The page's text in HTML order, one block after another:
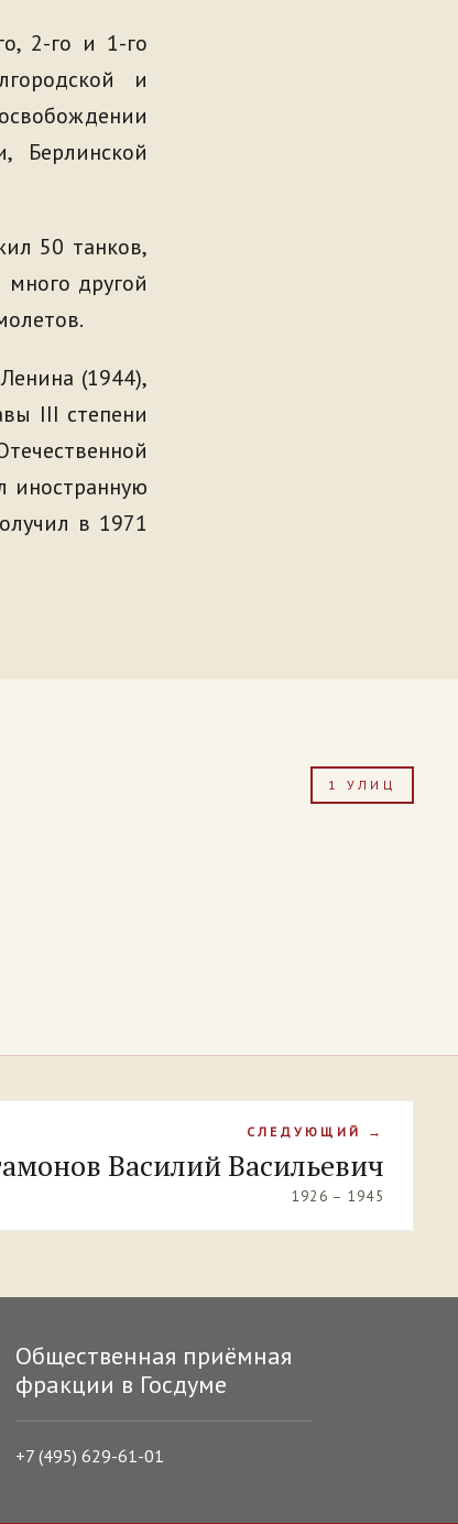
2-го и 1-го
и
Берлинской
50 танков,
другой
(1944),
III степени
иностранную
в 1971
1 УЛИЦ
СЛЕДУЮЩИЙ →
Василий Васильевич
1926 – 1945
Общественная приёмная
фракции в Госдуме
+7 (495) 629-61-01